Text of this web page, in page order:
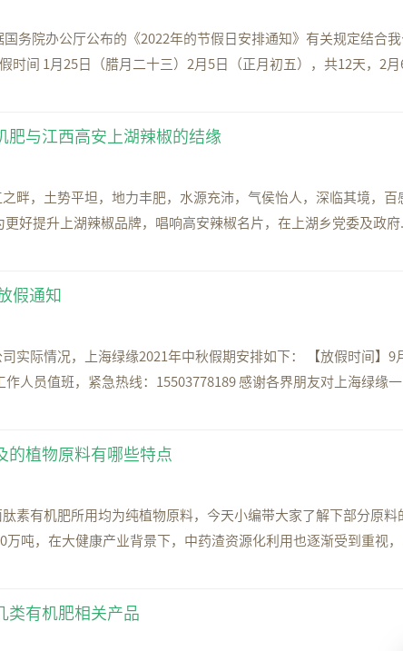
务院办公厅公布的《2022年的节假日安排通知》有关规定结合
时间 1月25日（腊月二十三）2月5日（正月初五），共12天，2月
肥与江西高安上湖辣椒的结缘
畔，土势平坦，地力丰肥，水源充沛，气侯怡人，深临其境，
好提升上湖辣椒品牌，唱响高安辣椒名片，在上湖乡党委及政府
假通知
实际情况，上海绿缘2021年中秋假期安排如下： 【放假时间】9
人员值班，紧急热线：15503778189 感谢各界朋友对上海绿缘
的植物原料有哪些特点
素有机肥所用均为纯植物原料，今天小编带大家了解下部分原料
万吨，在大健康产业背景下，中药渣资源化利用也逐渐受到重视
类有机肥相关产品